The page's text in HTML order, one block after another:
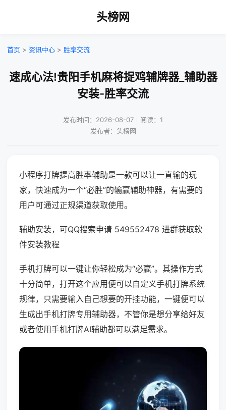
头榜网
首页 > 资讯中心 > 胜率交流
速成心法!贵阳手机麻将捉鸡辅牌器_辅助器
安装-胜率交流
发布时间：2026-08-07｜阅读：1
发布者：头榜网
小程序打牌提高胜率辅助是一款可以让一直输的玩
家，快速成为一个“必胜”的输赢辅助神器，有需要的
用户可通过正规渠道获取使用。
辅助安装，可QQ搜索申请 549552478 进群获取软
件安装教程
手机打牌可以一键让你轻松成为“必赢”。其操作方式
十分简单，打开这个应用便可以自定义手机打牌系统
规律，只需要输入自己想要的开挂功能，一键便可以
生成出手机打牌专用辅助器，不管你是想分享给好友
或者使用手机打牌AI辅助都可以满足需求。